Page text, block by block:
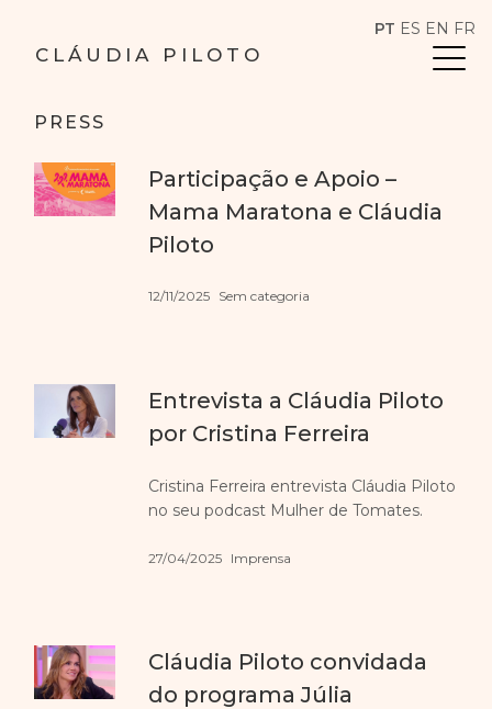
CLÁUDIA PILOTO
PRESS
Participação e Apoio –
Mama Maratona e Cláudia
Piloto
12/11/2025 Sem categoria
Entrevista a Cláudia Piloto
por Cristina Ferreira
Cristina Ferreira entrevista Cláudia Piloto
no seu podcast Mulher de Tomates.
27/04/2025 Imprensa
Cláudia Piloto convidada
do programa Júlia
PT ES EN FR